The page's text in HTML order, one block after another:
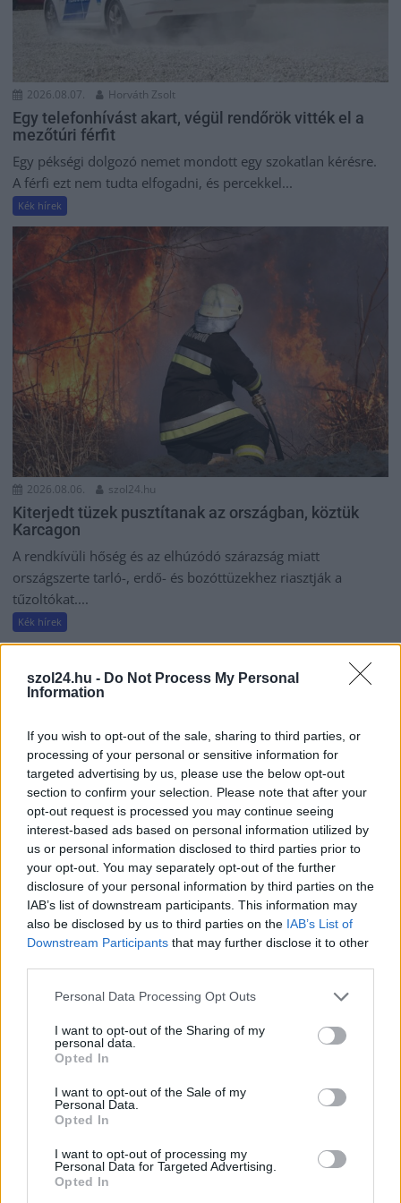
szol24.hu - Do Not Process My Personal
Information
If you wish to opt-out of the sale, sharing to third parties, or
processing of your personal or sensitive information for
targeted advertising by us, please use the below opt-out
section to confirm your selection. Please note that after your
opt-out request is processed you may continue seeing
interest-based ads based on personal information utilized by
us or personal information disclosed to third parties prior to
your opt-out. You may separately opt-out of the further
disclosure of your personal information by third parties on the
IAB’s list of downstream participants. This information may
also be disclosed by us to third parties on the IAB’s List of
Downstream Participants that may further disclose it to other
Please note that this website/app uses one or more Google
not limited to your visit or usage behaviour. You may click to
grant or deny consent to Google and its third-party tags to
use your data for below specified purposes in below Google
consent section.
Personal Data Processing Opt Outs
I want to opt-out of the Sharing of my
personal data.
Opted In
I want to opt-out of the Sale of my
Personal Data.
Opted In
I want to opt-out of processing my
Personal Data for Targeted Advertising.
Opted In
2026.08.07. Horváth Zsolt
Egy telefonhívást akart, végül rendőrök vitték el a
mezőtúri férfit
Egy pékségi dolgozó nemet mondott egy szokatlan kérésre.
A férfi ezt nem tudta elfogadni, és percekkel...
Kék hírek
2026.08.06. szol24.hu
Kiterjedt tüzek pusztítanak az országban, köztük
Karcagon
A rendkívüli hőség és az elhúzódó szárazság miatt
országszerte tarló-, erdő- és bozóttüzekhez riasztják a
tűzoltókat....
Kék hírek
2026.08.05. Horváth Zsolt
Hatalmas lángok csaptak fel Szolnokon
Nem indult nyugodtan a szerda reggel Szolnokon, ugyanis
Kék hírek